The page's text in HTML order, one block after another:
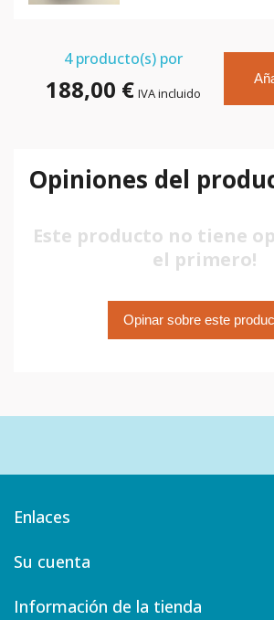
4producto(s) por
188,00 € IVA incluido
Opiniones del
Este producto no tiene
el primero!
Opinar sobre este
Enlaces
Su cuenta
Información de la tienda